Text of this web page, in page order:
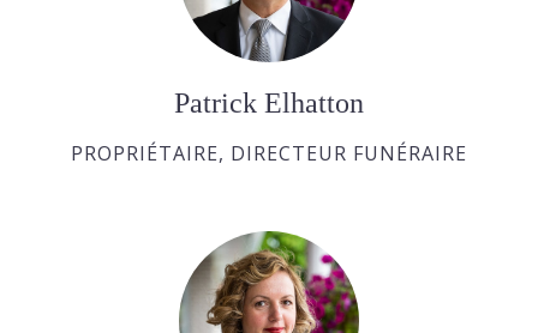
Patrick Elhatton
PROPRIÉTAIRE, DIRECTEUR FUNÉRAIRE